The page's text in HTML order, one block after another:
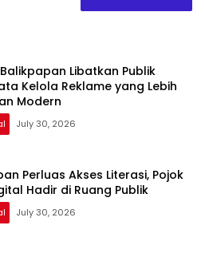
Libatkan Publik
Kelola Reklame yang Lebih
Modern
July 30, 2026
Perluas Akses Literasi, Pojok
Hadir di Ruang Publik
July 30, 2026